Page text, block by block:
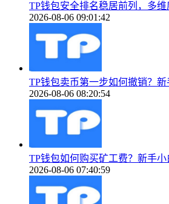
TP钱包安全排名稳居前列，多
2026-08-06 09:01:42
TP钱包卖币第一步如何撤销？
2026-08-06 08:20:54
TP钱包如何购买矿工费？新手
2026-08-06 07:40:59